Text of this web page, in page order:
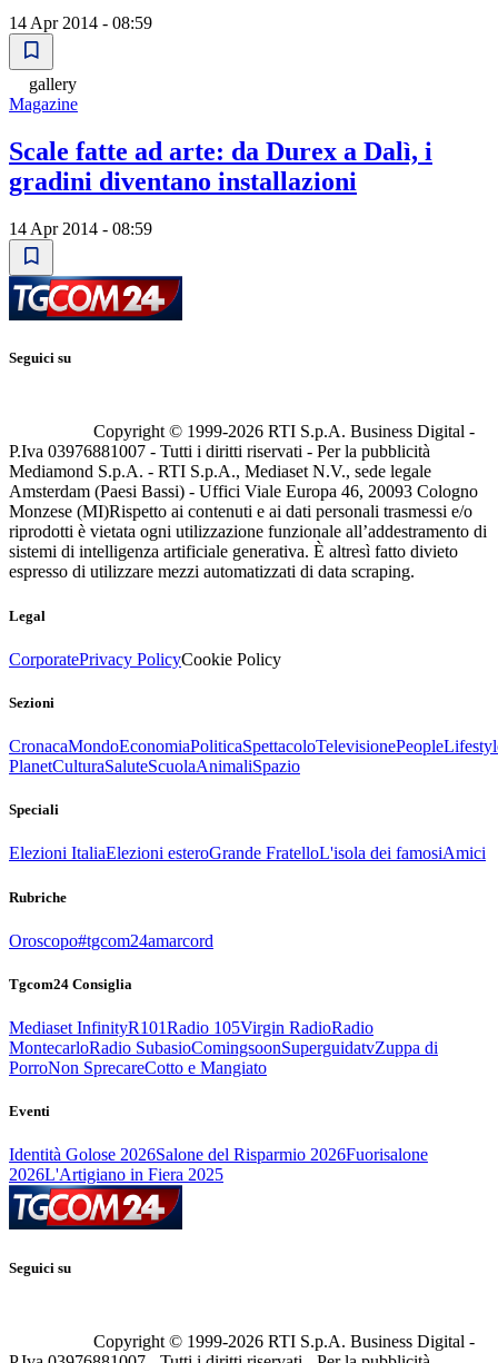
14 Apr 2014 - 08:59
gallery
Magazine
Scale fatte ad arte: da Durex a Dalì, i
gradini diventano installazioni
14 Apr 2014 - 08:59
Seguici su
Copyright © 1999-2026 RTI S.p.A. Business Digital -
P.Iva 03976881007 - Tutti i diritti riservati - Per la pubblicità
Mediamond S.p.A. - RTI S.p.A., Mediaset N.V., sede legale
Amsterdam (Paesi Bassi) - Uffici Viale Europa 46, 20093 Cologno
Monzese (MI)Rispetto ai contenuti e ai dati personali trasmessi e/o
riprodotti è vietata ogni utilizzazione funzionale all’addestramento di
sistemi di intelligenza artificiale generativa. È altresì fatto divieto
espresso di utilizzare mezzi automatizzati di data scraping.
Legal
CorporatePrivacy PolicyCookie Policy
Sezioni
CronacaMondoEconomiaPoliticaSpettacoloTelevisionePeople
PlanetCulturaSaluteScuolaAnimaliSpazio
Speciali
Elezioni ItaliaElezioni esteroGrande FratelloL'isola dei famosiAmici
Rubriche
Oroscopo#tgcom24amarcord
Tgcom24 Consiglia
Mediaset InfinityR101Radio 105Virgin RadioRadio
MontecarloRadio SubasioComingsoonSuperguidatvZuppa di
PorroNon SprecareCotto e Mangiato
Eventi
Identità Golose 2026Salone del Risparmio 2026Fuorisalone
2026L'Artigiano in Fiera 2025
Seguici su
Copyright © 1999-2026 RTI S.p.A. Business Digital -